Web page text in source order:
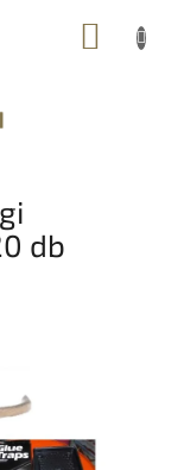
KOSÁR
db